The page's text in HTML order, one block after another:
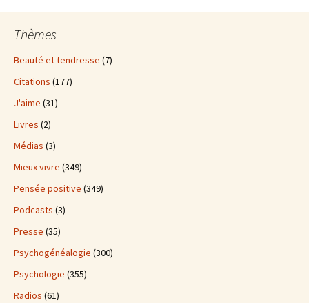
Thèmes
Beauté et tendresse (7)
Citations (177)
J'aime (31)
Livres (2)
Médias (3)
Mieux vivre (349)
Pensée positive (349)
Podcasts (3)
Presse (35)
Psychogénéalogie (300)
Psychologie (355)
Radios (61)